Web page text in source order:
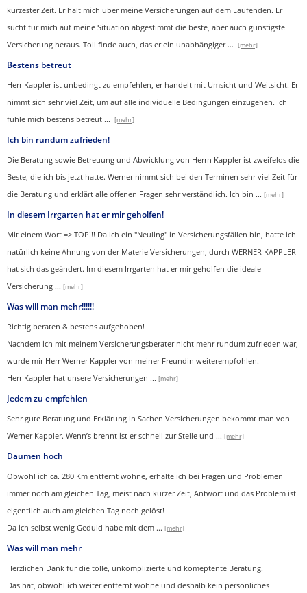
kürzester Zeit. Er hält mich über meine Versicherungen auf dem Laufenden. Er
sucht für mich auf meine Situation abgestimmt die beste, aber auch günstigste
Versicherung heraus. Toll finde auch, das er ein unabhängiger ... [mehr]
Bestens betreut
Herr Kappler ist unbedingt zu empfehlen, er handelt mit Umsicht und Weitsicht. Er
nimmt sich sehr viel Zeit, um auf alle individuelle Bedingungen einzugehen. Ich
fühle mich bestens betreut ... [mehr]
Ich bin rundum zufrieden!
Die Beratung sowie Betreuung und Abwicklung von Herrn Kappler ist zweifelos die
Beste, die ich bis jetzt hatte. Werner nimmt sich bei den Terminen sehr viel Zeit für
die Beratung und erklärt alle offenen Fragen sehr verständlich. Ich bin ... [mehr]
In diesem Irrgarten hat er mir geholfen!
Mit einem Wort => TOP!!! Da ich ein "Neuling" in Versicherungsfällen bin, hatte ich
natürlich keine Ahnung von der Materie Versicherungen, durch WERNER KAPPLER
hat sich das geändert. Im diesem Irrgarten hat er mir geholfen die ideale
Versicherung ... [mehr]
Was will man mehr!!!!!!
Richtig beraten & bestens aufgehoben!
Nachdem ich mit meinem Versicherungsberater nicht mehr rundum zufrieden war,
wurde mir Herr Werner Kappler von meiner Freundin weiterempfohlen.
Herr Kappler hat unsere Versicherungen ... [mehr]
Jedem zu empfehlen
Sehr gute Beratung und Erklärung in Sachen Versicherungen bekommt man von
Werner Kappler. Wenn’s brennt ist er schnell zur Stelle und ... [mehr]
Daumen hoch
Obwohl ich ca. 280 Km entfernt wohne, erhalte ich bei Fragen und Problemen
immer noch am gleichen Tag, meist nach kurzer Zeit, Antwort und das Problem ist
eigentlich auch am gleichen Tag noch gelöst!
Da ich selbst wenig Geduld habe mit dem ... [mehr]
Was will man mehr
Herzlichen Dank für die tolle, unkomplizierte und komeptente Beratung.
Das hat, obwohl ich weiter entfernt wohne und deshalb kein persönliches